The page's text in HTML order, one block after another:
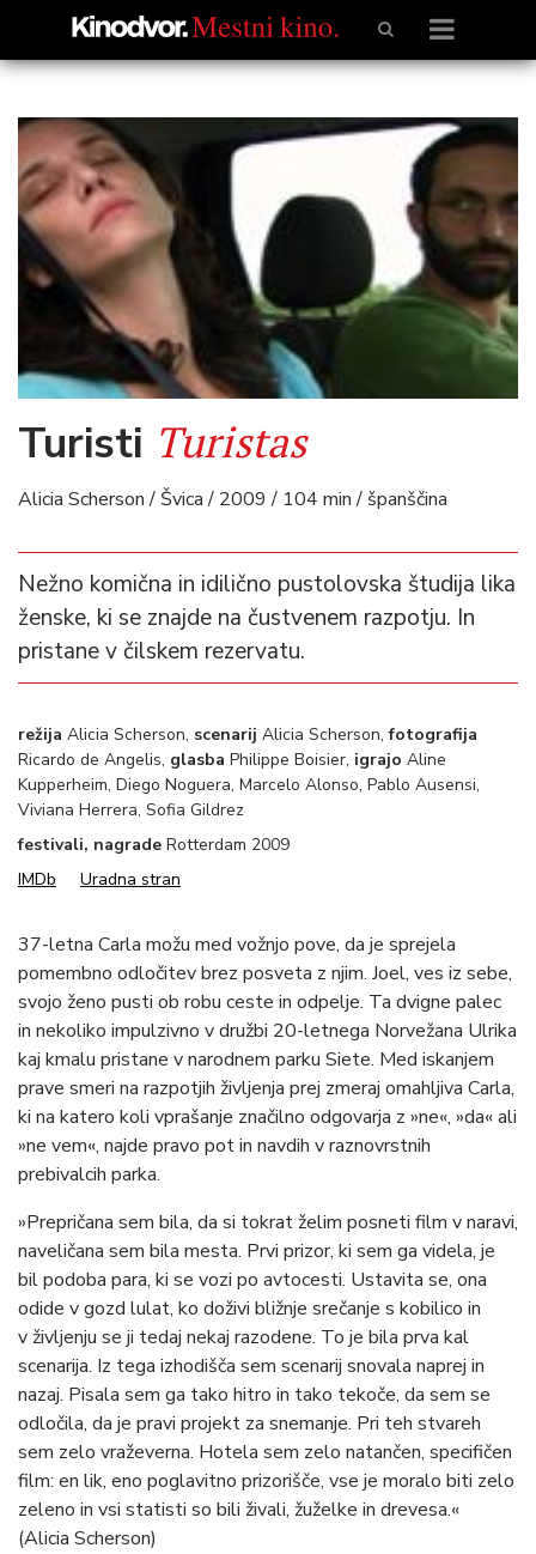
Turisti Turistas
Alicia Scherson / Švica / 2009 / 104 min / španščina
Nežno komična in idilično pustolovska študija lika
ženske, ki se znajde na čustvenem razpotju. In
pristane v čilskem rezervatu.
režija Alicia Scherson, scenarij Alicia Scherson,fotografija
Ricardo de Angelis, glasba Philippe Boisier, igrajo Aline
Kupperheim, Diego Noguera, Marcelo Alonso, Pablo Ausensi,
Viviana Herrera, Sofia Gildrez
festivali, nagrade Rotterdam 2009
IMDb
Uradna stran
37-letna Carla možu med vožnjo pove, da je sprejela
pomembno odločitev brez posveta z njim. Joel, ves iz sebe,
svojo ženo pusti ob robu ceste in odpelje. Ta dvigne palec
in nekoliko impulzivno v družbi 20-letnega Norvežana Ulrika
kaj kmalu pristane v narodnem parku Siete. Med iskanjem
prave smeri na razpotjih življenja prej zmeraj omahljiva Carla,
ki na katero koli vprašanje značilno odgovarja z »ne«, »da« ali
»ne vem«, najde pravo pot in navdih v raznovrstnih
prebivalcih parka.
»Prepričana sem bila, da si tokrat želim posneti film v naravi,
naveličana sem bila mesta. Prvi prizor, ki sem ga videla, je
bil podoba para, ki se vozi po avtocesti. Ustavita se, ona
odide v gozd lulat, ko doživi bližnje srečanje s kobilico in
v življenju se ji tedaj nekaj razodene. To je bila prva kal
scenarija. Iz tega izhodišča sem scenarij snovala naprej in
nazaj. Pisala sem ga tako hitro in tako tekoče, da sem se
odločila, da je pravi projekt za snemanje. Pri teh stvareh
sem zelo vraževerna. Hotela sem zelo natančen, specifičen
film: en lik, eno poglavitno prizorišče, vse je moralo biti zelo
zeleno in vsi statisti so bili živali, žuželke in drevesa.«
(Alicia Scherson)